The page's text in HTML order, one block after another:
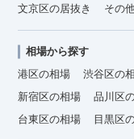
文京区の居抜き
その
相場から探す
港区の相場
渋谷区の
新宿区の相場
品川区
台東区の相場
目黒区